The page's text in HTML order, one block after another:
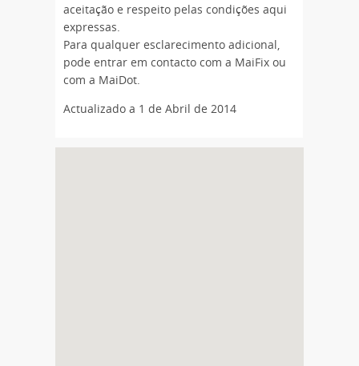
aceitação e respeito pelas condições aqui
expressas.
Para qualquer esclarecimento adicional,
pode entrar em contacto com a MaiFix ou
com a MaiDot.
Actualizado a 1 de Abril de 2014